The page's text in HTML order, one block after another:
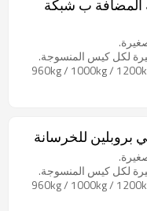
المضافة ب شبكة